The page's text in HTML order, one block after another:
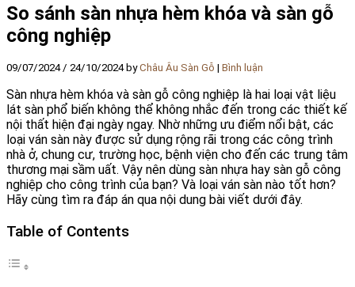
So sánh sàn nhựa hèm khóa và sàn gỗ
công nghiệp
09/07/2024 / 24/10/2024 byChâu Âu Sàn Gỗ | Bình luận
Sàn nhựa hèm khóa và sàn gỗ công nghiệp là hai loại vật liệu
lát sàn phổ biến không thể không nhắc đến trong các thiết kế
nội thất hiện đại ngày ngay. Nhờ những ưu điểm nổi bật, các
loại ván sàn này được sử dụng rộng rãi trong các công trình
nhà ở, chung cư, trường học, bệnh viện cho đến các trung tâm
thương mại sầm uất. Vậy nên dùng sàn nhựa hay sàn gỗ công
nghiệp cho công trình của bạn? Và loại ván sàn nào tốt hơn?
Hãy cùng tìm ra đáp án qua nội dung bài viết dưới đây.
Table of Contents